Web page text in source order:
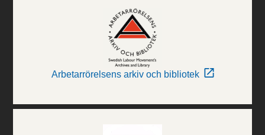
Arbetarrörelsens arkiv och bibliotek